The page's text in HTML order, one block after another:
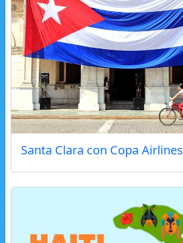
Santa Clara con Copa Airlines